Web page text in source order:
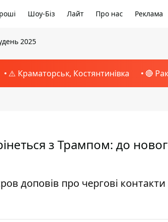
Шоу-Біз Лайт Про нас Реклама
2025
⚠️ Краматорськ, Костянтинівка 🔴
з Трампом: до
доповів про чергові